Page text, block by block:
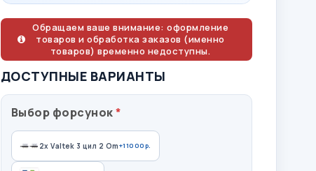
Обращаем ваше внимание: оформление
товаров и обработка заказов (именно
товаров) временно недоступны.
ДОСТУПНЫЕ ВАРИАНТЫ
Выбор форсунок
2x Valtek 3 цил 2 Om+11000р.